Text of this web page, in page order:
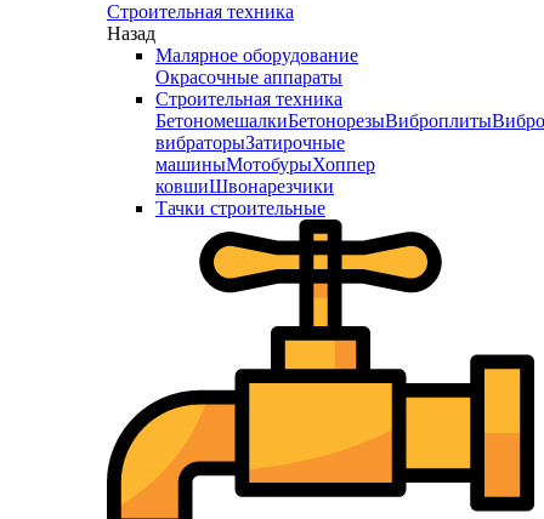
Строительная техника
Назад
Малярное оборудование
Окрасочные аппараты
Строительная техника
БетономешалкиБетонорезыВиброплиты
вибраторыЗатирочные
машиныМотобурыХоппер
ковшиШвонарезчики
Тачки строительные